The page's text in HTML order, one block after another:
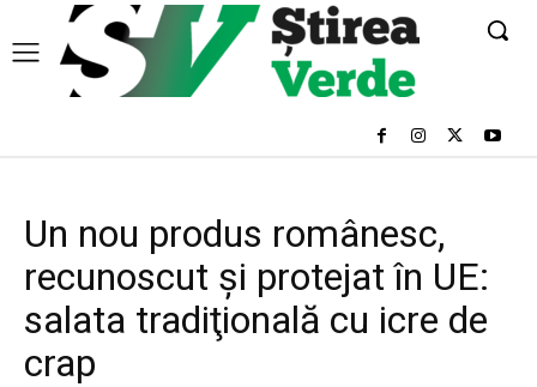
Un nou produs românesc,
recunoscut şi protejat în UE:
salata tradiţională cu icre de
crap